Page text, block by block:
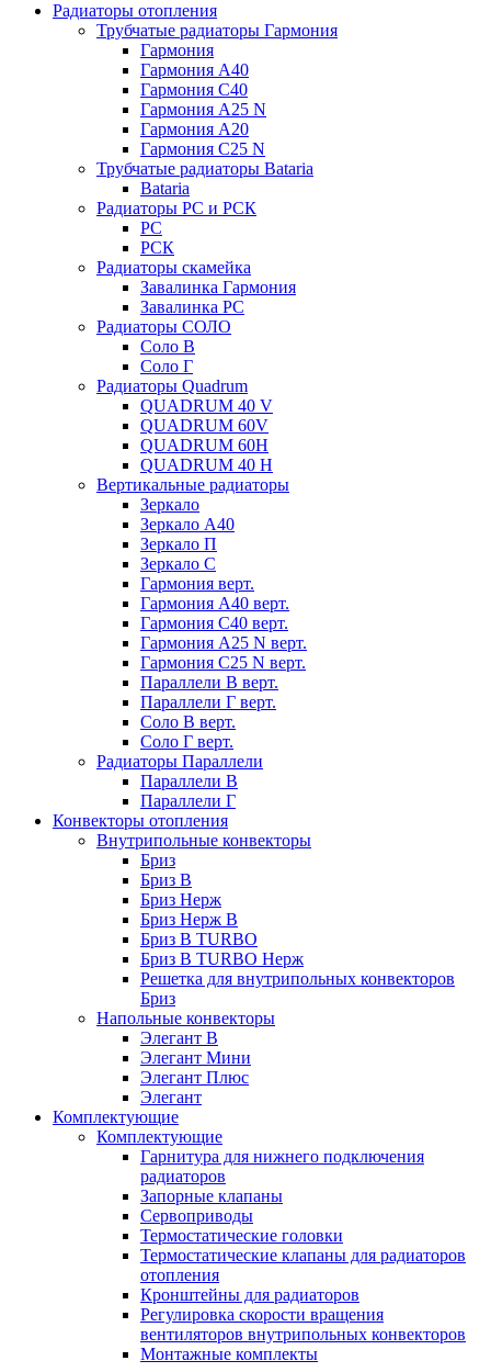
Радиаторы отопления
Трубчатые радиаторы Гармония
Гармония
Гармония А40
Гармония С40
Гармония А25 N
Гармония А20
Гармония С25 N
Трубчатые радиаторы Bataria
Bataria
Радиаторы РС и РСК
РС
РСК
Радиаторы скамейка
Завалинка Гармония
Завалинка РС
Радиаторы СОЛО
Соло В
Соло Г
Радиаторы Quadrum
QUADRUM 40 V
QUADRUM 60V
QUADRUM 60H
QUADRUM 40 H
Вертикальные радиаторы
Зеркало
Зеркало А40
Зеркало П
Зеркало С
Гармония верт.
Гармония А40 верт.
Гармония С40 верт.
Гармония А25 N верт.
Гармония С25 N верт.
Параллели В верт.
Параллели Г верт.
Соло В верт.
Соло Г верт.
Радиаторы Параллели
Параллели В
Параллели Г
Конвекторы отопления
Внутрипольные конвекторы
Бриз
Бриз В
Бриз Нерж
Бриз Нерж В
Бриз В TURBO
Бриз В TURBO Нерж
Решетка для внутрипольных конвекторов
Бриз
Напольные конвекторы
Элегант В
Элегант Мини
Элегант Плюс
Элегант
Комплектующие
Комплектующие
Гарнитура для нижнего подключения
радиаторов
Запорные клапаны
Сервоприводы
Термостатические головки
Термостатические клапаны для радиаторов
отопления
Кронштейны для радиаторов
Регулировка скорости вращения
вентиляторов внутрипольных конвекторов
Монтажные комплекты